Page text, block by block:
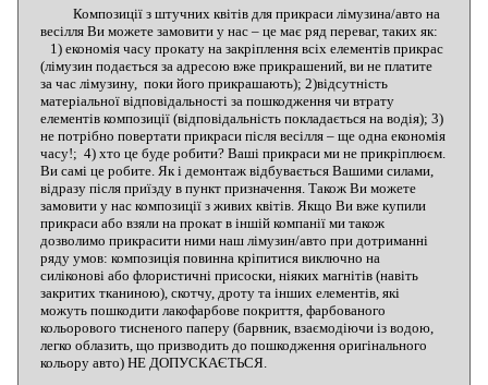
Композиції з штучних квітів для прикраси лімузина/авто на
весілля Ви можете замовити у нас – це має ряд переваг, таких як:
1) економія часу прокату на закріплення всіх елементів прикрас
(лімузин подається за адресою вже прикрашений, ви не платите
за час лімузину, поки його прикрашають); 2)відсутність
матеріальної відповідальності за пошкодження чи втрату
елементів композиції (відповідальність покладається на водія); 3)
не потрібно повертати прикраси після весілля – ще одна економія
часу!; 4) хто це буде робити? Ваші прикраси ми не прикріплюєм.
Ви самі це робите. Як і демонтаж відбувається Вашими силами,
відразу після приїзду в пункт призначення. Також Ви можете
замовити у нас композиції з живих квітів. Якщо Ви вже купили
прикраси або взяли на прокат в іншій компанії ми також
дозволимо прикрасити ними наш лімузин/авто при дотриманні
ряду умов: композиція повинна кріпитися виключно на
силіконові або флористичні присоски, ніяких магнітів (навіть
закритих тканиною), скотчу, дроту та інших елементів, які
можуть пошкодити лакофарбове покриття, фарбованого
кольорового тисненого паперу (барвник, взаємодіючи із водою,
легко облазить, що призводить до пошкодження оригінального
кольору авто) НЕ ДОПУСКАЄТЬСЯ.